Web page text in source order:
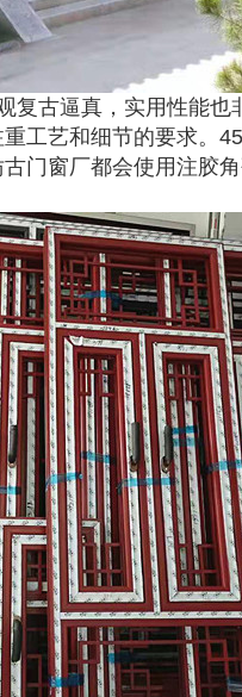
古逼真，实用性能也
工艺和细节的要求。
门窗厂都会使用注胶